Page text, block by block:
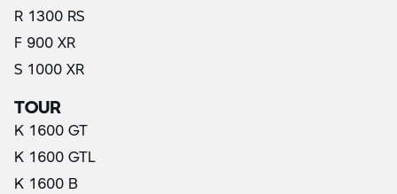
R 1300 RS
F 900 XR
S 1000 XR
TOUR
K 1600 GT
K 1600 GTL
K 1600 B